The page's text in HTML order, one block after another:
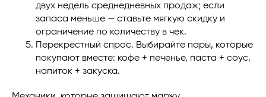
двух недель среднедневных продаж; если
запаса меньше — ставьте мягкую скидку и
ограничение по количеству в чек.
Перекрёстный спрос. Выбирайте пары, которые
покупают вместе: кофе + печенье, паста + соус,
напиток + закуска.